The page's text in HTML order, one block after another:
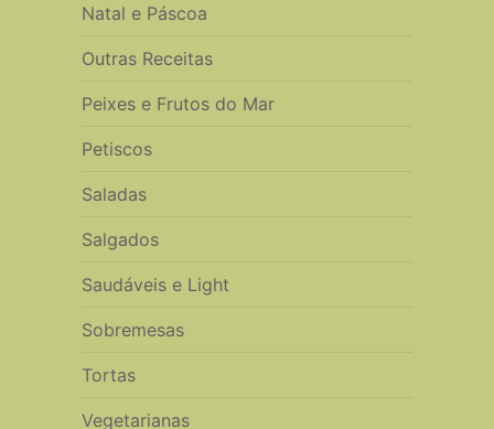
Natal e Páscoa
Outras Receitas
Peixes e Frutos do Mar
Petiscos
Saladas
Salgados
Saudáveis e Light
Sobremesas
Tortas
Vegetarianas